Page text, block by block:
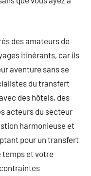
des amateurs de
itinérants, car ils
aventure sans se
du transfert
des hôtels, des
acteurs du secteur
harmonieuse et
pour un transfert
temps et votre